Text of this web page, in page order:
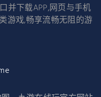
并下载APP,网页与手机
游戏,畅享流畅无阻的游